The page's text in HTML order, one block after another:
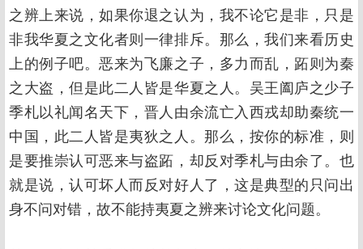
之辨上来说，如果你退之认为，我不论它是非，只是
非我华夏之文化者则一律排斥。那么，我们来看历史
上的例子吧。恶来为飞廉之子，多力而乱，跖则为秦
之大盗，但是此二人皆是华夏之人。吴王阖庐之少子
季札以礼闻名天下，晋人由余流亡入西戎却助秦统一
中国，此二人皆是夷狄之人。那么，按你的标准，则
是要推崇认可恶来与盗跖，却反对季札与由余了。也
就是说，认可坏人而反对好人了，这是典型的只问出
身不问对错，故不能持夷夏之辨来讨论文化问题。